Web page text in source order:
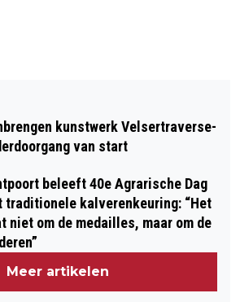
UIT
GEWOND NA
MET AUTO
GEVONDEN DIEREN
KENNEMERLAND
kunstwerk Velsertraverse-
van start
beleeft 40e Agrarische Dag
traditionele kalverenkeuring: “Het
niet om de medailles, maar om de
Meer artikelen